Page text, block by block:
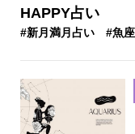
HAPPY占い
#新月満月占い #魚座